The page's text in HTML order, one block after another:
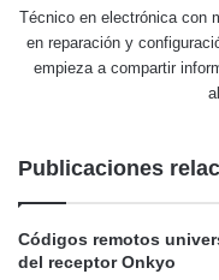
Técnico en electrónica con
en reparación y
empieza a compartir
Publicaciones
Códigos remotos
del receptor Onkyo